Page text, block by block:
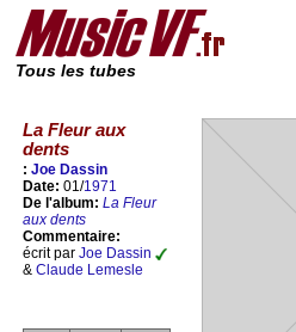
Tous les tubes
La Fleur aux
dents
: Joe Dassin
Date: 01/1971
De l'album: La Fleur
aux dents
Commentaire:
écrit par Joe Dassin
& Claude Lemesle